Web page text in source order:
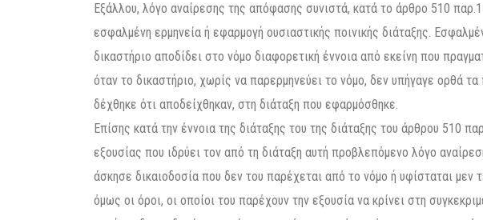
Εξάλλου, λόγο αναίρεσης της απόφασης συνιστά, κατά το άρθρο 510 παρ.1
εσφαλμένη ερμηνεία ή εφαρμογή ουσιαστικής ποινικής διάταξης.
δικαστήριο αποδίδει στο νόμο διαφορετική έννοια από εκείνη που
όταν το δικαστήριο, χωρίς να παρερμηνεύει το νόμο, δεν υπήγαγε ορθά τα
δέχθηκε ότι αποδείχθηκαν, στη διάταξη που εφαρμόσθηκε.
Επίσης κατά την έννοια της διάταξης του της διάταξης του άρθρου 510
εξουσίας που ιδρύει τον από τη διάταξη αυτή προβλεπόμενο λόγο
άσκησε δικαιοδοσία που δεν του παρέχεται από το νόμο ή υφίσταται μεν
όμως οι όροι, οι οποίοι του παρέχουν την εξουσία να κρίνει στη